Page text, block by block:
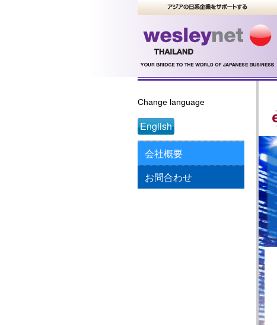
Change language
English
会社概要
お問合わせ